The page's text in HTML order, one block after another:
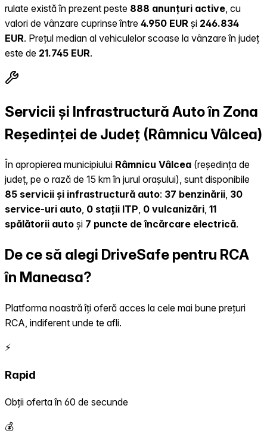
rulate există în prezent peste 888 anunțuri active , cu
valori de vânzare cuprinse între 4.950 EUR și 246.834
EUR. Prețul median al vehiculelor scoase la vânzare în județ
este de 21.745 EUR.
Servicii și Infrastructură Auto în Zona
Reședinței de Județ (Râmnicu Vâlcea)
În apropierea municipiului Râmnicu Vâlcea (reședința de
județ, pe o rază de 15 km în jurul orașului), sunt disponibile
85 servicii și infrastructură auto: 37 benzinării, 30
service-uri auto, 0 stații ITP, 0 vulcanizări, 11
spălătorii auto și 7 puncte de încărcare electrică.
De ce să alegi DriveSafe pentru RCA
în Maneasa?
Platforma noastră îți oferă acces la cele mai bune prețuri
RCA, indiferent unde te afli.
⚡
Rapid
Obții oferta în 60 de secunde
💰